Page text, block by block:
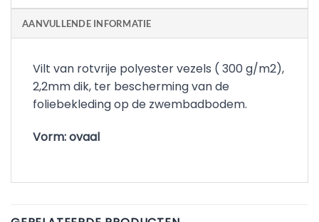
AANVULLENDE INFORMATIE
Vilt van rotvrije polyester vezels ( 300 g/m2),
2,2mm dik, ter bescherming van de
foliebekleding op de zwembadbodem.
Vorm: ovaal